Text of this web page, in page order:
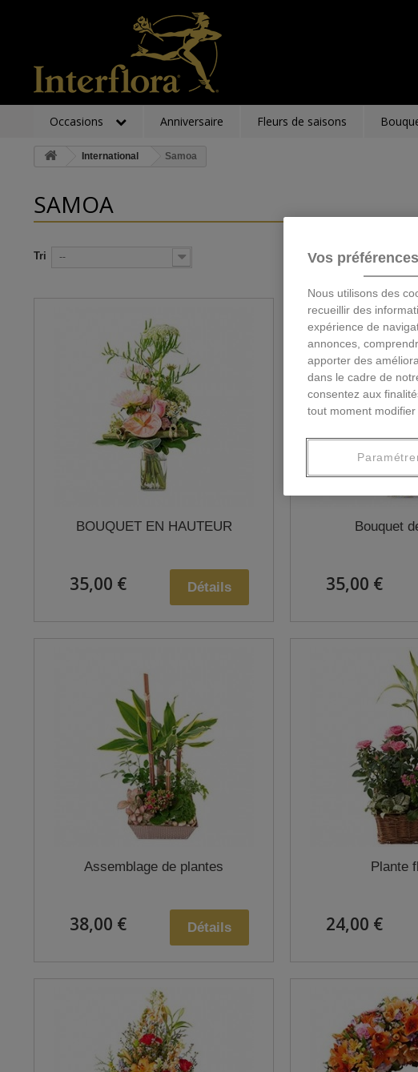
Occasions Anniversaire Fleurs de saisons
International Samoa
SAMOA
Tri --
BOUQUET EN HAUTEUR
35,00 € Détails
Bouquet
35,00 €
Assemblage de plantes
38,00 € Détails
Plante
24,00 €
Vos
Nous utilisons des
recueillir des
expérience de
annonces,
apporter des
dans le cadre de
consentez aux
tout moment